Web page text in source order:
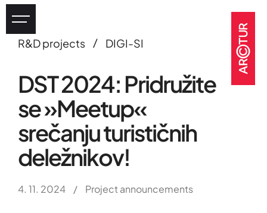
R&D projects / DIGI-SI
DST 2024: Pridružite
se »Meetup«
srečanju turističnih
deležnikov!
4. 11. 2024 / Project announcements
eHealth
Tourism
Heritage
GOV & NGOs